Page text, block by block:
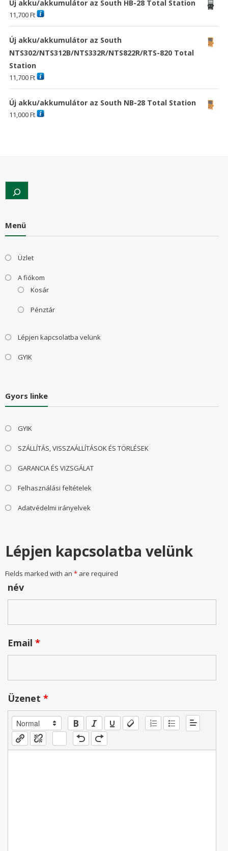
Új akku/akkumulátor az South HB-28 Total Station
11,700Ft
Új akku/akkumulátor az South
NTS302/NTS312B/NTS332R/NTS822R/RTS-820 Total
Station
11,700Ft
Új akku/akkumulátor az South NB-28 Total Station
11,000Ft
Search
Menü
Üzlet
A fiókom
Kosár
Pénztár
Lépjen kapcsolatba velünk
GYIK
Gyors linke
GYIK
SZÁLLÍTÁS, VISSZAÁLLÍTÁSOK ÉS TÖRLÉSEK
GARANCIA ÉS VIZSGÁLAT
Felhasználási feltételek
Adatvédelmi irányelvek
Lépjen kapcsolatba velünk
Fields marked with an *are required
név
Email *
Üzenet *